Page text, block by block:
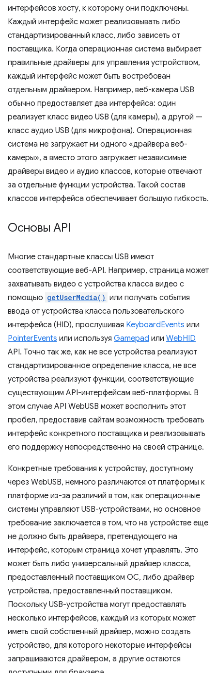
интерфейсов хосту, к которому они подключены.
Каждый интерфейс может реализовывать либо
стандартизированный класс, либо зависеть от
поставщика. Когда операционная система выбирает
правильные драйверы для управления устройством,
каждый интерфейс может быть востребован
отдельным драйвером. Например, веб-камера USB
обычно предоставляет два интерфейса: один
реализует класс видео USB (для камеры), а другой —
класс аудио USB (для микрофона). Операционная
система не загружает ни одного «драйвера веб-
камеры», а вместо этого загружает независимые
драйверы видео и аудио классов, которые отвечают
за отдельные функции устройства. Такой состав
классов интерфейса обеспечивает большую гибкость.
Основы API
Многие стандартные классы USB имеют
соответствующие веб-API. Например, страница может
захватывать видео с устройства класса видео с
помощью getUserMedia() или получать события
ввода от устройства класса пользовательского
интерфейса (HID), прослушивая KeyboardEvents или
PointerEvents или используя Gamepad или WebHID
API. Точно так же, как не все устройства реализуют
стандартизированное определение класса, не все
устройства реализуют функции, соответствующие
существующим API-интерфейсам веб-платформы. В
этом случае API WebUSB может восполнить этот
пробел, предоставив сайтам возможность требовать
интерфейс конкретного поставщика и реализовывать
его поддержку непосредственно на своей странице.
Конкретные требования к устройству, доступному
через WebUSB, немного различаются от платформы к
платформе из-за различий в том, как операционные
системы управляют USB-устройствами, но основное
требование заключается в том, что на устройстве еще
не должно быть драйвера, претендующего на
интерфейс, которым страница хочет управлять. Это
может быть либо универсальный драйвер класса,
предоставленный поставщиком ОС, либо драйвер
устройства, предоставленный поставщиком.
Поскольку USB-устройства могут предоставлять
несколько интерфейсов, каждый из которых может
иметь свой собственный драйвер, можно создать
устройство, для которого некоторые интерфейсы
запрашиваются драйвером, а другие остаются